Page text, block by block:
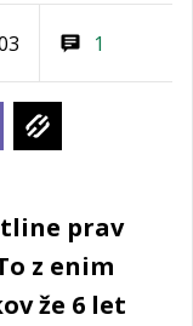
1
prav
z enim
že 6 let